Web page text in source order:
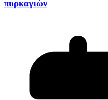
πυρκαγιών